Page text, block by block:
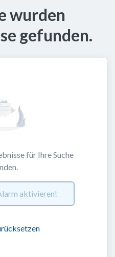
wurden
gefunden.
für Ihre Suche
aktivieren!